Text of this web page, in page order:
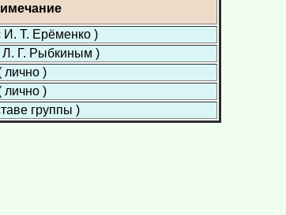
И. Т. Ерёменко )
Л. Г. Рыбкиным )
лично )
лично )
группы )